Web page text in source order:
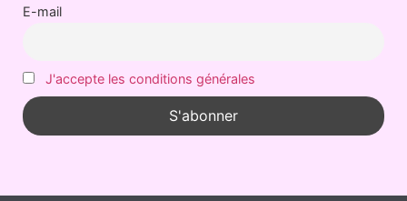
E-mail
J'accepte les conditions générales